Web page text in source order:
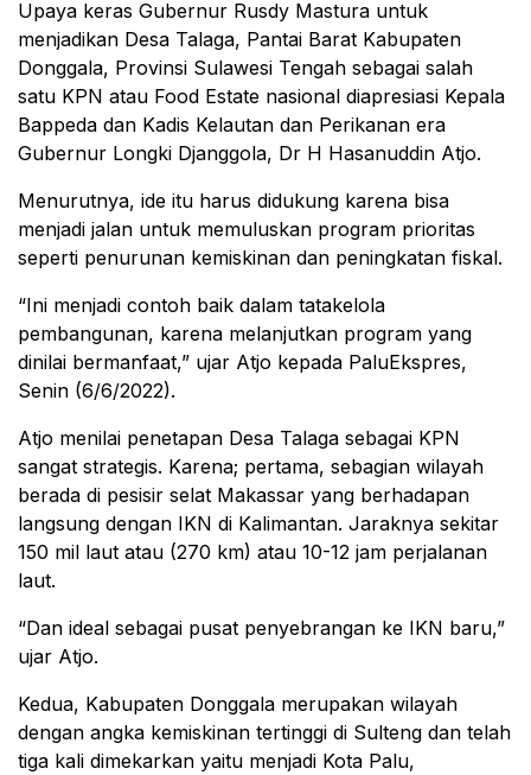
Upaya keras Gubernur Rusdy Mastura untuk
menjadikan Desa Talaga, Pantai Barat Kabupaten
Donggala, Provinsi Sulawesi Tengah sebagai salah
satu KPN atau Food Estate nasional diapresiasi Kepala
Bappeda dan Kadis Kelautan dan Perikanan era
Gubernur Longki Djanggola, Dr H Hasanuddin Atjo.
Menurutnya, ide itu harus didukung karena bisa
menjadi jalan untuk memuluskan program prioritas
seperti penurunan kemiskinan dan peningkatan fiskal.
“Ini menjadi contoh baik dalam tatakelola
pembangunan, karena melanjutkan program yang
dinilai bermanfaat,” ujar Atjo kepada PaluEkspres,
Senin (6/6/2022).
Atjo menilai penetapan Desa Talaga sebagai KPN
sangat strategis. Karena; pertama, sebagian wilayah
berada di pesisir selat Makassar yang berhadapan
langsung dengan IKN di Kalimantan. Jaraknya sekitar
150 mil laut atau (270 km) atau 10-12 jam perjalanan
laut.
“Dan ideal sebagai pusat penyebrangan ke IKN baru,”
ujar Atjo.
Kedua, Kabupaten Donggala merupakan wilayah
dengan angka kemiskinan tertinggi di Sulteng dan telah
tiga kali dimekarkan yaitu menjadi Kota Palu,